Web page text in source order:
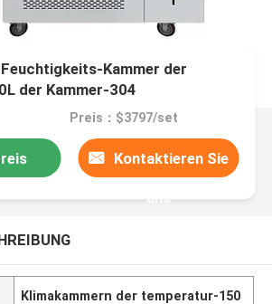
Kammer der
der Kammer-304
Preis：$3797/set
Kontaktieren Sie
uns
Klimakammern der temperatur-150